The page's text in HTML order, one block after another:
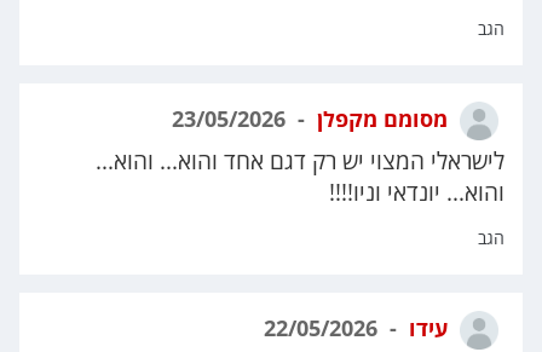
הגב
מסומם מקפלן
לישראלי המצוי יש רק דגם אחד והוא... והוא...
והוא... יונדאי וניו!!!!
הגב
עידו